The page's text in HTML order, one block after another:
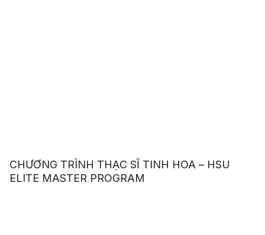
CHƯƠNG TRÌNH THẠC SĨ TINH HOA – HSU
ELITE MASTER PROGRAM